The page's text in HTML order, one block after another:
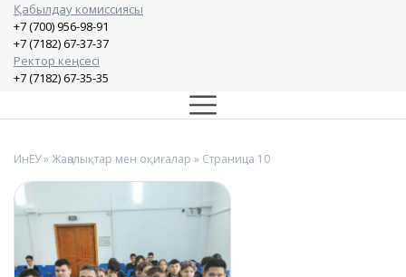
Қабылдау комиссиясы
+7 (700) 956-98-91
+7 (7182) 67-37-37
Ректор кеңсесі
+7 (7182) 67-35-35
ИнЕУ»Жаңалықтар мен оқиғалар » Страница 10